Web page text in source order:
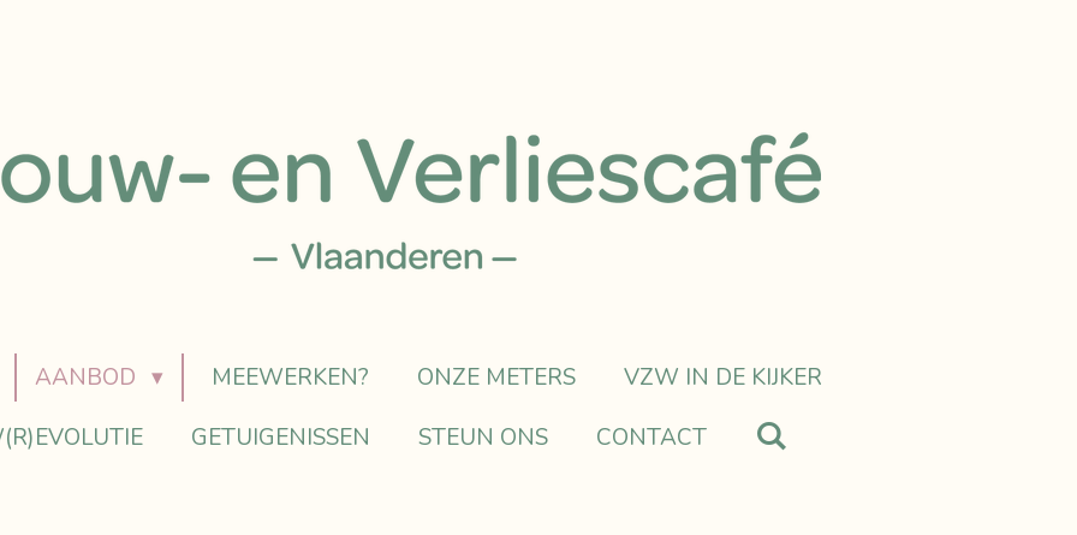
AANBOD MEEWERKEN? ONZE METERS
VZW IN DE KIJKER
GETUIGENISSEN STEUN ONS CONTACT